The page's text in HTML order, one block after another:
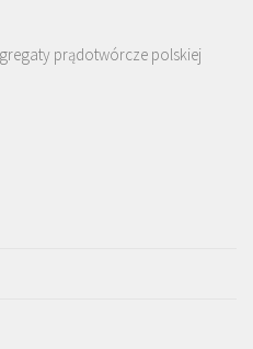
prądotwórcze polskiej